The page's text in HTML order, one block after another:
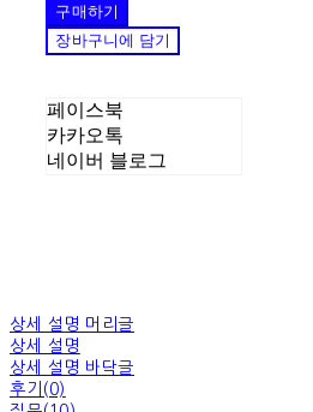
구매하기
장바구니에 담기
페이스북
카카오톡
네이버 블로그
상세 설명 머리글
상세 설명
상세 설명 바닥글
후기(0)